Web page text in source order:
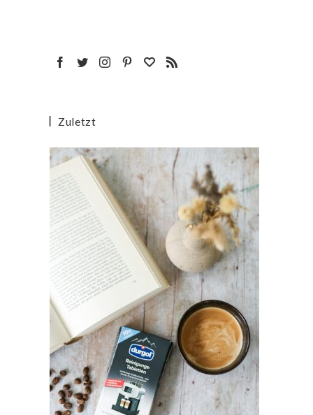
Zuletzt